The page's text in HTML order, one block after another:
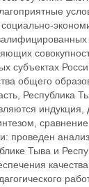
субъектах
общего
Республика
индукция,
проведен
Тыва и